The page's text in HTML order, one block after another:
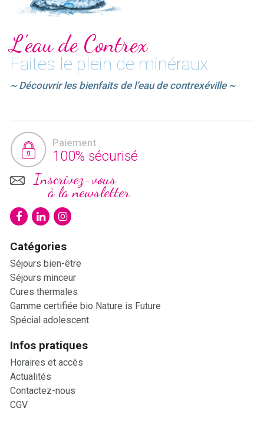
L’eau de Contrex
Faites le plein de minéraux
~ Découvrir les bienfaits de l’eau de contrexéville ~
Paiement
100% sécurisé
Inscrivez-vous
à la newsletter
Catégories
Séjours bien-être
Séjours minceur
Cures thermales
Gamme certifiée bio Nature is Future
Spécial adolescent
Infos pratiques
Horaires et accès
Actualités
Contactez-nous
CGV